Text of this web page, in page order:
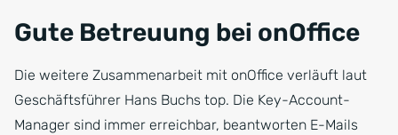
Gute Betreuung bei onOffice
Die weitere Zusammenarbeit mit onOffice verläuft laut
Geschäftsführer Hans Buchs top. Die Key-Account-
Manager sind immer erreichbar, beantworten E-Mails